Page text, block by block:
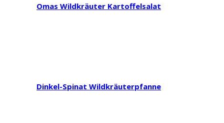
Omas Wildkräuter Kartoffelsalat
Dinkel-Spinat Wildkräuterpfanne